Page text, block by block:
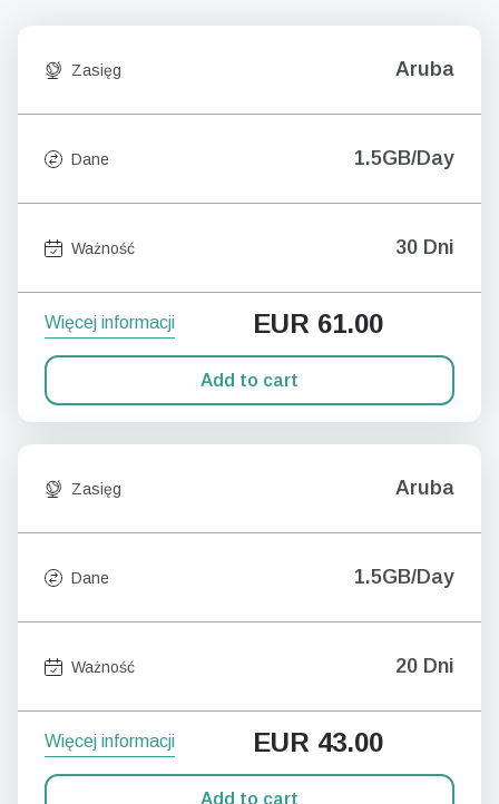
Zasięg Aruba
Dane 1.5GB/Day
Ważność 30 Dni
Więcej informacji EUR 61.00
Add to cart
Zasięg Aruba
Dane 1.5GB/Day
Ważność 20 Dni
Więcej informacji EUR 43.00
Add to cart